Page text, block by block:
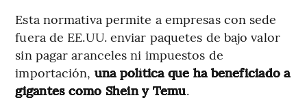
Esta normativa permite a empresas con sede
fuera de EE.UU. enviar paquetes de bajo valor
sin pagar aranceles ni impuestos de
importación, una política que ha beneficiado a
gigantes como Shein y Temu.